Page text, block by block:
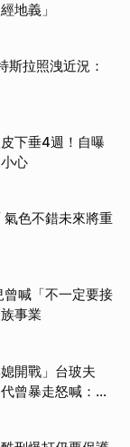
地義」
斯拉照洩近況：
下垂4週！自曝
心
色不錯未來將重
喊「不一定要接
事業
開戰」台玻夫
曾暴走怒喊：我